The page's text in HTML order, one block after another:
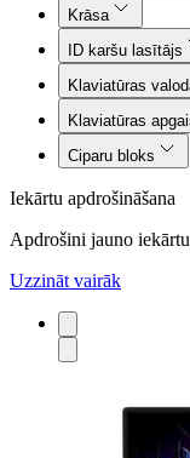
Krāsa
ID karšu lasītājs
Klaviatūras
Klaviatūras
Ciparu bloks
Iekārtu apdrošināšana
Apdrošini jauno
Uzzināt vairāk